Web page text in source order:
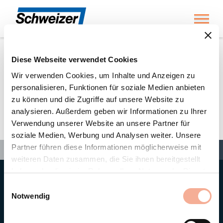
Diese Webseite verwendet Cookies
Wir verwenden Cookies, um Inhalte und Anzeigen zu
personalisieren, Funktionen für soziale Medien anbieten
zu können und die Zugriffe auf unsere Website zu
analysieren. Außerdem geben wir Informationen zu Ihrer
Verwendung unserer Website an unsere Partner für
soziale Medien, Werbung und Analysen weiter. Unsere
Partner führen diese Informationen möglicherweise mit
weiteren Daten zusammen, die Sie ihnen bereitgestellt
haben oder die sie im Rahmen Ihrer Nutzung der Dienste
Notwendig
Home Partners Josef Beermann GmbH & CO. KG
Josef Beermann GmbH &
CO. KG
Search
Search Search
Home» Partners»Josef Beermann GmbH & CO. KG
Ernst Schweizer AG
Bahnhofplatz 11